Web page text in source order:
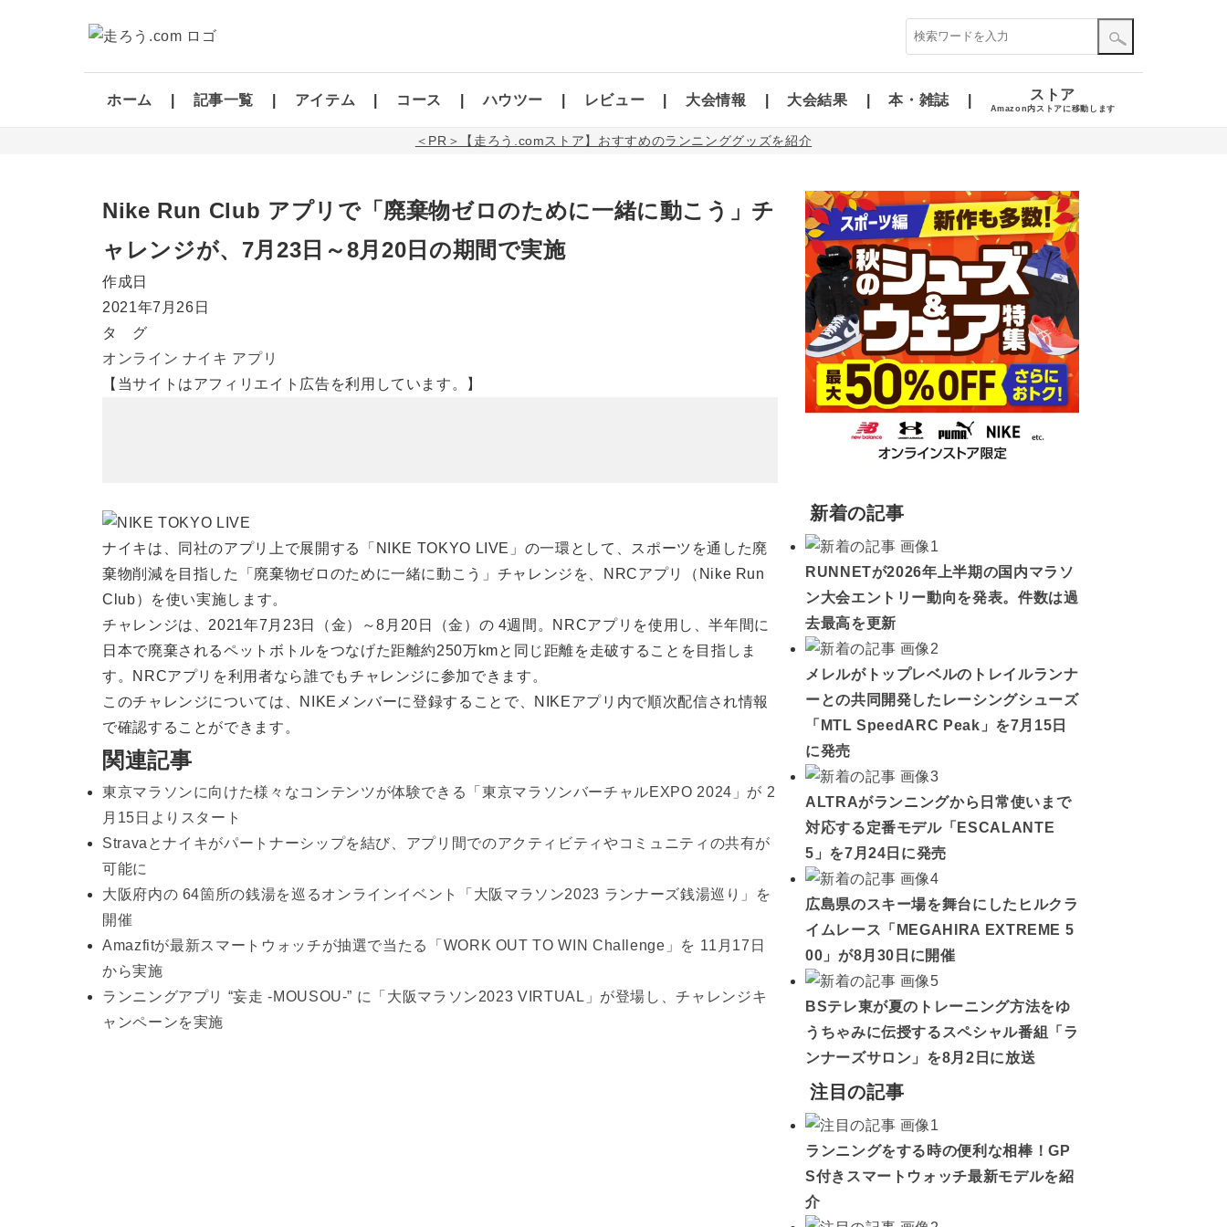
ホーム 記事一覧 アイテム コース ハウツー レビュー 大会情報 大会結果 本・雑誌 ストア
Amazon内ストアに移動します
＜PR＞【走ろう.comストア】おすすめのランニンググッズを紹介
Nike Run Club アプリで「廃棄物ゼロのために一緒に動こう」チ
ャレンジが、7月23日～8月20日の期間で実施
作成日
2021年7月26日
タ グ
オンライン ナイキ アプリ
【当サイトはアフィリエイト広告を利用しています。】
ナイキは、同社のアプリ上で展開する「NIKE TOKYO LIVE」の一環として、スポーツを通した廃
棄物削減を目指した「廃棄物ゼロのために一緒に動こう」チャレンジを、NRCアプリ（Nike Run
Club）を使い実施します。
チャレンジは、2021年7月23日（金）～8月20日（金）の 4週間。NRCアプリを使用し、半年間に
日本で廃棄されるペットボトルをつなげた距離約250万kmと同じ距離を走破することを目指しま
す。NRCアプリを利用者なら誰でもチャレンジに参加できます。
このチャレンジについては、NIKEメンバーに登録することで、NIKEアプリ内で順次配信され情報
で確認することができます。
関連記事
東京マラソンに向けた様々なコンテンツが体験できる「東京マラソンバーチャルEXPO 2024」が 2
月15日よりスタート
Stravaとナイキがパートナーシップを結び、アプリ間でのアクティビティやコミュニティの共有が
可能に
大阪府内の 64箇所の銭湯を巡るオンラインイベント「大阪マラソン2023 ランナーズ銭湯巡り」を
開催
Amazfitが最新スマートウォッチが抽選で当たる「WORK OUT TO WIN Challenge」を 11月17日
から実施
ランニングアプリ “妄走 -MOUSOU-” に「大阪マラソン2023 VIRTUAL」が登場し、チャレンジキ
ャンペーンを実施
新着の記事
RUNNETが2026年上半期の国内マラソ
ン大会エントリー動向を発表。件数は過
去最高を更新
メレルがトップレベルのトレイルランナ
ーとの共同開発したレーシングシューズ
「MTL SpeedARC Peak」を7月15日
に発売
ALTRAがランニングから日常使いまで
対応する定番モデル「ESCALANTE
5」を7月24日に発売
広島県のスキー場を舞台にしたヒルクラ
イムレース「MEGAHIRA EXTREME 5
00」が8月30日に開催
BSテレ東が夏のトレーニング方法をゆ
うちゃみに伝授するスペシャル番組「ラ
ンナーズサロン」を8月2日に放送
注目の記事
ランニングをする時の便利な相棒！GP
S付きスマートウォッチ最新モデルを紹
介